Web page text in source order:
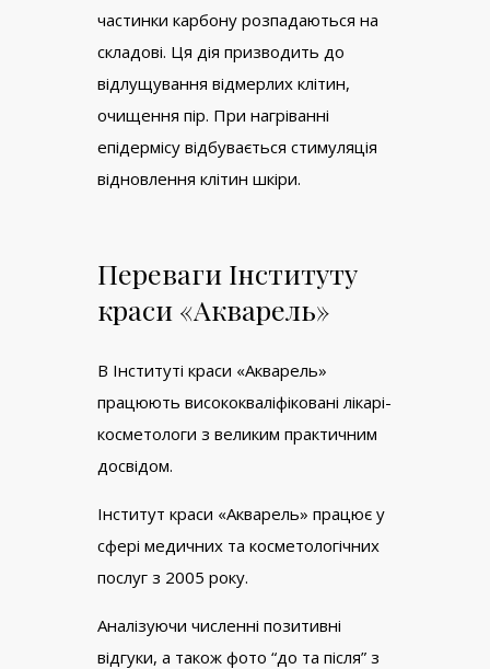
частинки карбону розпадаються на
складові. Ця дія призводить до
відлущування відмерлих клітин,
очищення пір. При нагріванні
епідермісу відбувається стимуляція
відновлення клітин шкіри.
Переваги Інституту
краси «Акварель»
В Інституті краси «Акварель»
працюють висококваліфіковані лікарі-
косметологи з великим практичним
досвідом.
Інститут краси «Акварель» працює у
сфері медичних та косметологічних
послуг з 2005 року.
Аналізуючи численні позитивні
відгуки, а також фото “до та після” з